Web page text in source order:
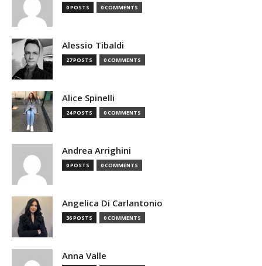
0 POSTS 0 COMMENTS
Alessio Tibaldi
27 POSTS 0 COMMENTS
Alice Spinelli
24 POSTS 0 COMMENTS
Andrea Arrighini
0 POSTS 0 COMMENTS
Angelica Di Carlantonio
36 POSTS 0 COMMENTS
Anna Valle